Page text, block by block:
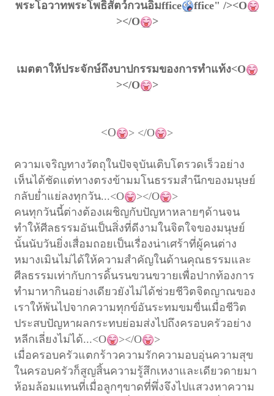
พระโอวาทพระโพธิสัตว์กวนอิมffice
ffice" /><O
></O
>
เมตตาให้ประจักษ์ถึงบาปกรรมของการทำแท้ง<O
></O
>
<O > </O >
ความเจริญทางวัตถุในปัจจุบันเติบโตรวดเร็วอย่าง
เห็นได้ชัดแต่ทางตรงข้ามมโนธรรมสำนึกของมนุษย์
กลับย่ำแย่ลงทุกวัน...<O ></O
>
คนทุกวันนี้ต่างต้องเผชิญกับปัญหาหลายๆด้านจน
ทำให้ศีลธรรมอันเป็นสิ่งที่ดีงามในจิตใจของมนุษย์
นั้นนับวันยิ่งเสื่อมถอยเป็นเรื่องน่าเศร้าที่ผู้คนต่าง
หมางเมินไม่ได้ให้ความสำคัญในด้านคุณธรรมและ
ศีลธรรมเท่ากับการดิ้นรนขวนขวายเพื่อปากท้องการ
ทำมาหากินอย่างเดียวยังไม่ได้ช่วยชีวิตจิตญาณของ
เราให้พ้นไปจากความทุกข์อันระทมขมขื่นเมื่อชีวิต
ประสบปัญหาผลกระทบย่อมส่งไปถึงครอบครัวอย่าง
หลีกเลี่ยงไม่ได้...<O ></O
>
เมื่อครอบครัวแตกร้าวความรักความอบอุ่นความสุข
ในครอบครัวก็สูญสิ้นความรู้สึกเหงาและเดียวดายมา
ห้อมล้อมแทนที่เมื่อลูกๆขาดที่พึ่งจึงไปแสวงหาความ